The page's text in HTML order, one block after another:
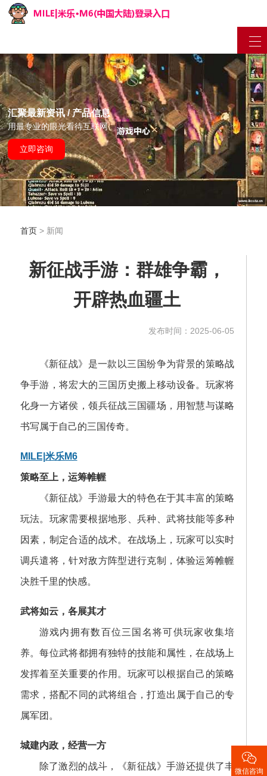
汇聚最新资讯 / 产品信息
用最专业的眼光看待互联网
立即咨询
首页> 新闻
新征战手游：群雄争霸，
开辟热血疆土
发布时间：2025-06-05
《新征战》是一款以三国纷争为背景的策略战
争手游，将宏大的三国历史搬上移动设备。玩家将
化身一方诸侯，领兵征战三国疆场，用智慧与谋略
书写属于自己的三国传奇。
MILE|米乐M6
策略至上，运筹帷幄
《新征战》手游最大的特色在于其丰富的策略
玩法。玩家需要根据地形、兵种、武将技能等多种
因素，制定合适的战术。在战场上，玩家可以实时
调兵遣将，针对敌方阵型进行克制，体验运筹帷幄
决胜千里的快感。
武将如云，各展其才
游戏内拥有数百位三国名将可供玩家收集培
养。每位武将都拥有独特的技能和属性，在战场上
发挥着至关重要的作用。玩家可以根据自己的策略
需求，搭配不同的武将组合，打造出属于自己的专
属军团。
城建内政，经营一方
除了激烈的战斗，《新征战》手游还提供了丰 
微信咨询